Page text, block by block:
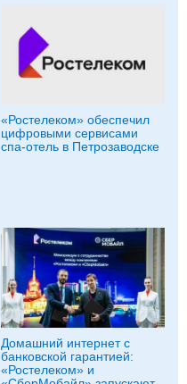
«Ростелеком» обеспечил
цифровыми сервисами
спа-отель в Петрозаводске
Домашний интернет с
банковской гарантией:
«Ростелеком» и